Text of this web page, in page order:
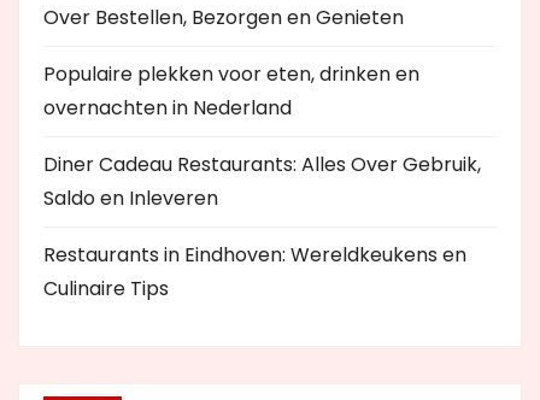
Over Bestellen, Bezorgen en Genieten
Populaire plekken voor eten, drinken en
overnachten in Nederland
Diner Cadeau Restaurants: Alles Over Gebruik,
Saldo en Inleveren
Restaurants in Eindhoven: Wereldkeukens en
Culinaire Tips